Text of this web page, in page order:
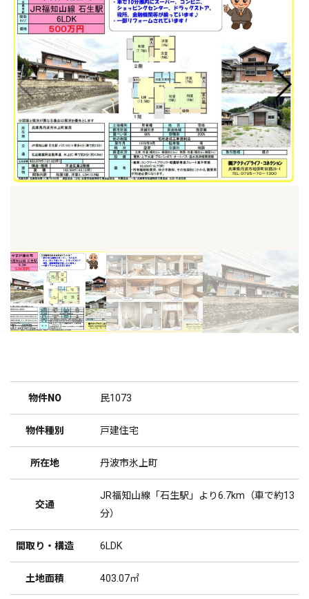
物件NO 民1073
物件種別 戸建住宅
所在地 丹波市氷上町
交通
JR福知山線「石生駅」より6.7km（車で約13
分）
間取り・構造 6LDK
土地面積 403.07㎡